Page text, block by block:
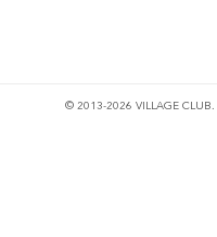
© 2013-2026 VILLAGE CLUB.